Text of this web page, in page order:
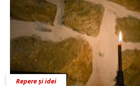
Repere și idei